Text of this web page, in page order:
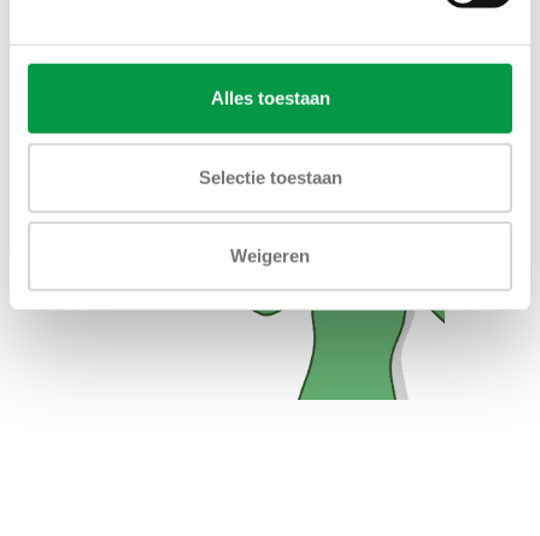
Alles toestaan
Selectie toestaan
Weigeren